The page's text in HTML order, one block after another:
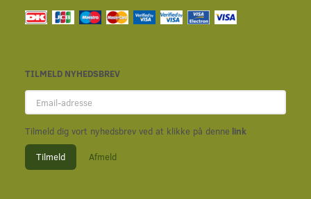
TILMELD NYHEDSBREV
Email-
adresse
Tilmeld dig vort nyhedsbrev ved at klikke på denne link
Tilmeld Afmeld